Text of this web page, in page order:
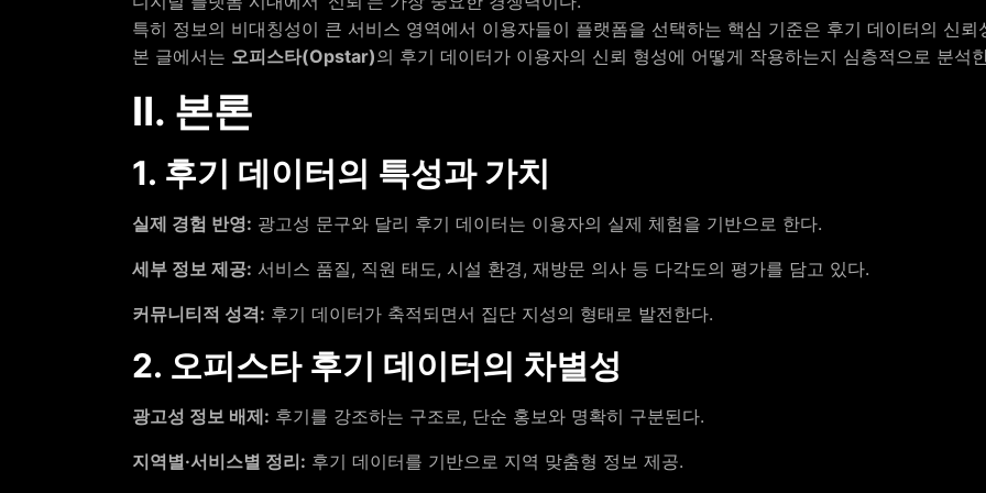
특히 정보의 비대칭성이 큰 서비스 영역에서 이용자들이 플랫폼을 선택하는 핵심 기준은 후기 데이터의 신뢰
본 글에서는 오피스타(Opstar)의 후기 데이터가 이용자의 신뢰 형성에 어떻게 작용하는지 심층적으로 분석
Ⅱ. 본론
1. 후기 데이터의 특성과 가치
실제 경험 반영: 광고성 문구와 달리 후기 데이터는 이용자의 실제 체험을 기반으로 한다.
세부 정보 제공: 서비스 품질, 직원 태도, 시설 환경, 재방문 의사 등 다각도의 평가를 담고 있다.
커뮤니티적 성격: 후기 데이터가 축적되면서 집단 지성의 형태로 발전한다.
2. 오피스타 후기 데이터의 차별성
광고성 정보 배제: 후기를 강조하는 구조로, 단순 홍보와 명확히 구분된다.
지역별·서비스별 정리: 후기 데이터를 기반으로 지역 맞춤형 정보 제공.